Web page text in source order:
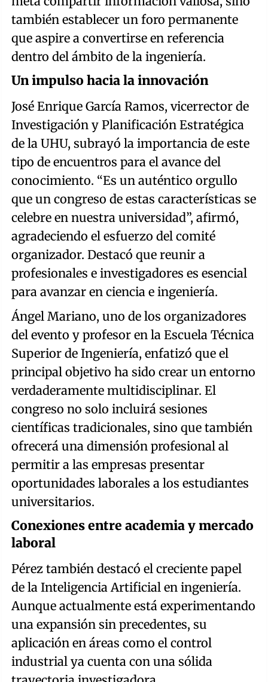
también establecer un foro permanente
que aspire a convertirse en referencia
dentro del ámbito de la ingeniería.
Un impulso hacia la innovación
José Enrique García Ramos, vicerrector de
Investigación y Planificación Estratégica
de la UHU, subrayó la importancia de este
tipo de encuentros para el avance del
conocimiento. “Es un auténtico orgullo
que un congreso de estas características se
celebre en nuestra universidad”, afirmó,
agradeciendo el esfuerzo del comité
organizador. Destacó que reunir a
profesionales e investigadores es esencial
para avanzar en ciencia e ingeniería.
Ángel Mariano, uno de los organizadores
del evento y profesor en la Escuela Técnica
Superior de Ingeniería, enfatizó que el
principal objetivo ha sido crear un entorno
verdaderamente multidisciplinar. El
congreso no solo incluirá sesiones
científicas tradicionales, sino que también
ofrecerá una dimensión profesional al
permitir a las empresas presentar
oportunidades laborales a los estudiantes
universitarios.
Conexiones entre academia y mercado
laboral
Pérez también destacó el creciente papel
de la Inteligencia Artificial en ingeniería.
Aunque actualmente está experimentando
una expansión sin precedentes, su
aplicación en áreas como el control
industrial ya cuenta con una sólida